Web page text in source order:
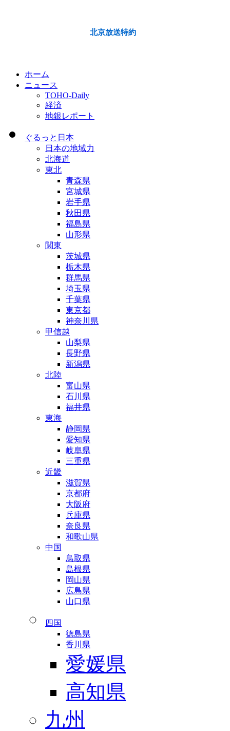
北京放送特約
ホーム
ニュース
TOHO-Daily
経済
地銀レポート
ぐるっと日本
日本の地域力
北海道
東北
青森県
宮城県
岩手県
秋田県
福島県
山形県
関東
茨城県
栃木県
群馬県
埼玉県
千葉県
東京都
神奈川県
甲信越
山梨県
長野県
新潟県
北陸
富山県
石川県
福井県
東海
静岡県
愛知県
岐阜県
三重県
近畿
滋賀県
京都府
大阪府
兵庫県
奈良県
和歌山県
中国
鳥取県
島根県
岡山県
広島県
山口県
四国
徳島県
香川県
愛媛県
高知県
九州